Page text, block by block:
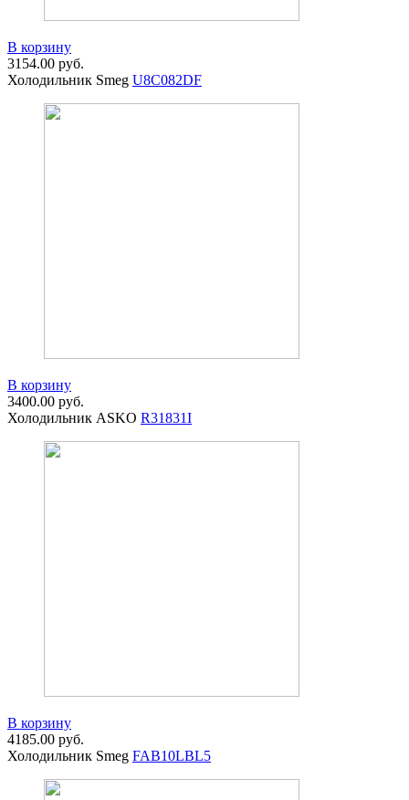
В корзину
3154.00 руб.
Холодильник Smeg U8C082DF
В корзину
3400.00 руб.
Холодильник ASKO R31831I
В корзину
4185.00 руб.
Холодильник Smeg FAB10LBL5